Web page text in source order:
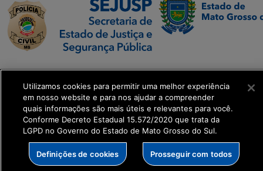
SETDIG | Secretaria-
Executiva de
Transformação Digital
get_footer();
Utilizamos cookies para permitir uma melhor experiência
em nosso website e para nos ajudar a compreender
quais informações são mais úteis e relevantes para você.
Conforme Decreto Estadual 15.572/2020 que trata da
LGPD no Governo do Estado de Mato Grosso do Sul.
Definições de cookies Prosseguir com todos